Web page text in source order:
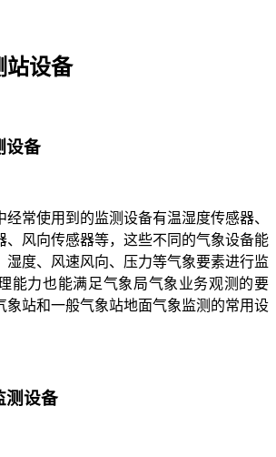
设备
设备
经常使用到的监测设备有温湿度传感器、
、风向传感器等，这些不同的气象设备能
湿度、风速风向、压力等气象要素进行监
能力也能满足气象局气象业务观测的要
象站和一般气象站地面气象监测的常用设
测设备